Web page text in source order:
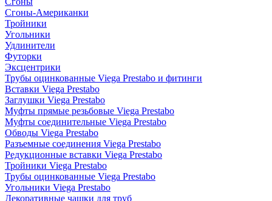
Сгоны-Американки
Тройники
Угольники
Удлинители
Футорки
Эксцентрики
Трубы оцинкованные Viega Prestabo и фитинги
Вставки Viega Prestabo
Заглушки Viega Prestabo
Муфты прямые резьбовые Viega Prestabo
Муфты соединительные Viega Prestabo
Обводы Viega Prestabo
Разъемные соединения Viega Prestabo
Редукционные вставки Viega Prestabo
Тройники Viega Prestabo
Трубы оцинкованные Viega Prestabo
Угольники Viega Prestabo
Декоративные чашки для труб